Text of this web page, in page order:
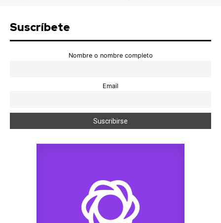
Suscríbete
Nombre o nombre completo
Email